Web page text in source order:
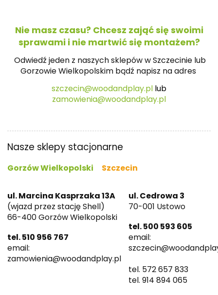
Nie masz czasu? Chcesz zająć się swoimi
sprawami i nie martwić się montażem?
Odwiedź jeden z naszych sklepów w Szczecinie lub
Gorzowie Wielkopolskim bądź napisz naadres
szczecin@woodandplay.pl lub
zamowienia@woodandplay.pl
Nasze sklepy stacjonarne
Gorzów Wielkopolski Szczecin
ul. Marcina Kasprzaka 13A
(wjazd przez stację Shell)
66-400 Gorzów Wielkopolski
tel. 510 956 767
email:
zamowienia@woodandplay.pl
ul. Cedrowa 3
70-001 Ustowo
tel. 500 593 605
email:
tel. 572 657 833
tel. 914 894 065